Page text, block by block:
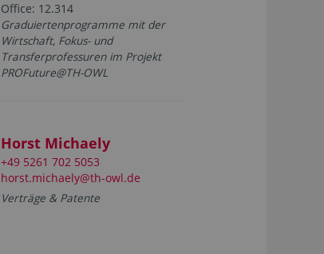
Office: 12.314
Graduiertenprogramme mit der
Wirtschaft, Fokus- und
Transferprofessuren im Projekt
PROFuture@TH-OWL
Horst Michaely
+49 5261 702 5053
horst.michaely@th-owl.de
Verträge & Patente